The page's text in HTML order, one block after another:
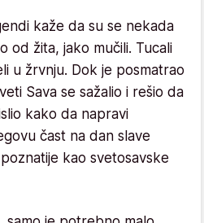
kaže da su se nekada
od žita, jako mučili. Tucali
u žrvnju. Dok je posmatrao
Sava se sažalio i rešio da
kako da napravi
čast na dan slave
kao svetosavske